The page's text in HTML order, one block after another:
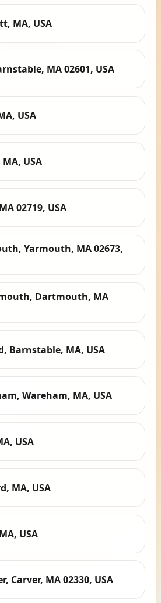
MA, USA
MA 02601, USA
USA
USA
02719, USA
Yarmouth, MA 02673,
Dartmouth, MA
Barnstable, MA, USA
Wareham, MA, USA
USA
MA, USA
USA
Carver, MA 02330, USA